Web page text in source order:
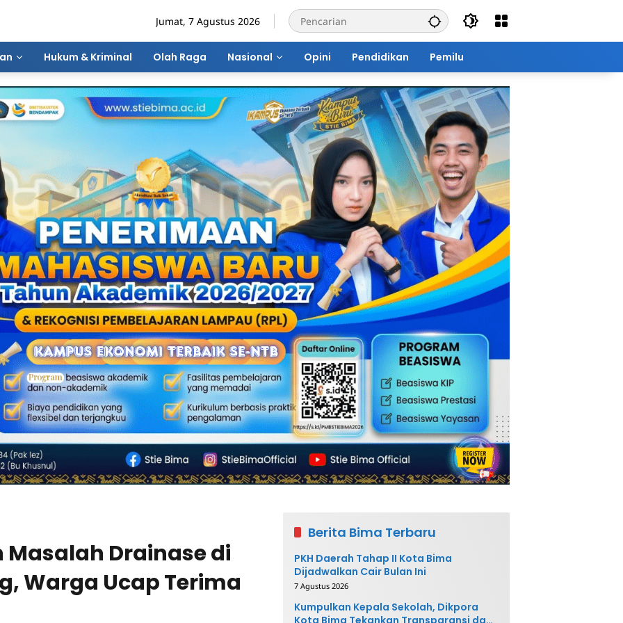
Jumat, 7 Agustus 2026
Hukum & Kriminal Olah Raga Nasional Opini Pendidikan Pemilu
Masalah Drainase di
Warga Ucap Terima
Berita Bima Terbaru
PKH Daerah Tahap II Kota Bima
Dijadwalkan Cair Bulan Ini
7 Agustus 2026
Kumpulkan Kepala Sekolah, Dikpora
Kota Bima Tekankan Transparansi dan